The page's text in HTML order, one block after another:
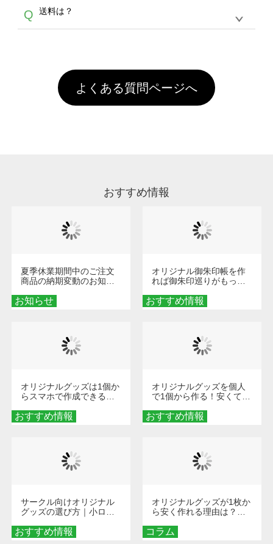
からご利用頂けます。ポイントの有効期限は一
年間です。【会員ランク】過去10カ月のご注
文回数により会員ランク割引(最大5%)が適用
頂いても、ログインがされていなければ、ラン
クにカウントがされません。
といって、プリントを定着させるための処理剤
を塗布しており、短納期・低価格で商品をお届
害な性質で、水洗いで落とすことが可能です。
お手数ですが、お客様ご自身にて着用前に落と
していただけますようお願いいたします。※1
通常注文・直送機能でのご注文に関わらず、前
A
ません。いずれのデータも該当デザインのみ画
像(JPEG,PNG,GIF,PDF)に変換、またはAdobe
Q 送料は？
引」などによるお値引きで4,000円未満になる
場合は送料がかかりますので、ご注意くださ
い。
よくある質問ページへ
おすすめ情報
お知らせ
夏季休業期間中のご注文
商品の納期変動のお知ら
おすすめ情報
オリジナル御朱印帳を作
れば御朱印巡りがもっと
ダーメイドする魅力と選
び方
おすすめ情報
オリジナルグッズは1個か
らスマホで作成できる！
くなる巾着＆ポーチ活用
術
おすすめ情報
オリジナルグッズを個人
で1個から作る！安くて簡
秘訣
おすすめ情報
サークル向けオリジナル
グッズの選び方｜小ロッ
める秘訣
コラム
オリジナルグッズが1枚か
ら安く作れる理由は？オ
とメリットを解説